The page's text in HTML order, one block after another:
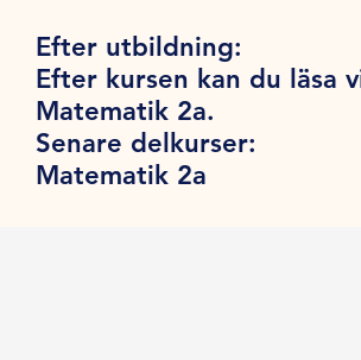
Efter utbildning:
Efter kursen kan du läsa
Matematik 2a.
Senare delkurser:
Matematik 2a